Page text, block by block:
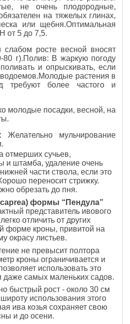
не очень плодородные,
на тяжелых глинах,
или щебня.Оптимальная
от 5 до 7,5.
слабом росте весной вносят
80 г).Полив: В жаркую погоду
и опрыскивать, если
растения в
требуют более частого и
молодые посадки, весной, на
Желательно мульчирование
отмерших сучьев,
и штамба, удаление очень
части ствола, если это
переносит стрижку.
обрезать до пня.
caprea) формы “Пендула”
представитель ивового
отличить от других
форме кроны, привитой на
окрасу листьев.
не превысит полтора
кроны ограничивается и
использовать это
даже самых маленьких садов.
быстрый рост - около 30 см
использования этого
ива козья сохраняет свою
и до осени.